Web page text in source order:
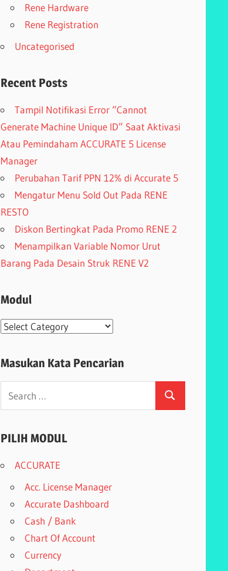
Rene Hardware
Rene Registration
Uncategorised
Recent Posts
Tampil Notifikasi Error “Cannot
Generate Machine Unique ID” Saat Aktivasi
Atau Pemindaham ACCURATE 5 License
Manager
Perubahan Tarif PPN 12% di Accurate 5
Mengatur Menu Sold Out Pada RENE
RESTO
Diskon Bertingkat Pada Promo RENE 2
Menampilkan Variable Nomor Urut
Barang Pada Desain Struk RENE V2
Modul
Modul
Masukan Kata Pencarian
Search
PILIH MODUL
ACCURATE
Acc. License Manager
Accurate Dashboard
Cash / Bank
Chart Of Account
Currency